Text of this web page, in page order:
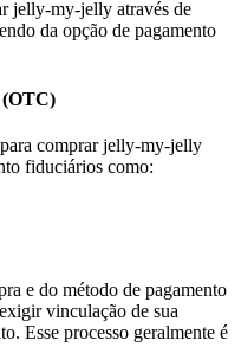
jelly-my-jelly através de
da opção de pagamento
para comprar jelly-my-jelly
fiduciários como:
e do método de pagamento
vinculação de sua
Esse processo geralmente é